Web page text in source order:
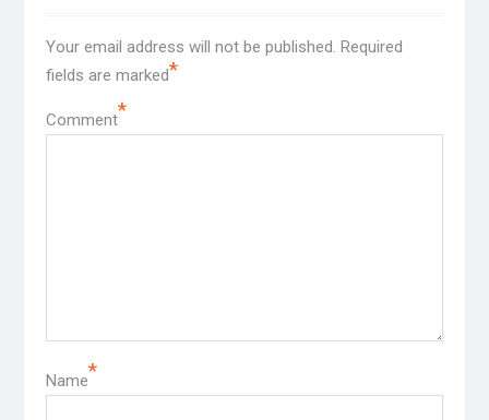
Your email address will not be published. Required
fields are marked*
Comment*
Name*